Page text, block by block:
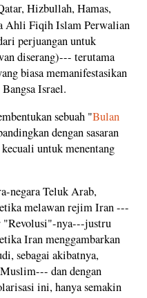
Hizbullah, Hamas,
Ahli Fiqih Islam Perwalian
perjuangan untuk
diserang)--- terutama
biasa memanifestasikan
Israel.
sebuah "Bulan
dengan sasaran
untuk menentang
negara Teluk Arab,
melawan rejim Iran ---
"Revolusi"-nya---justru
Iran menggambarkan
sebagai akibatnya,
dan dengan
ini, hanya semakin